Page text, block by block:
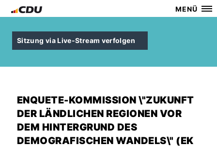
MENÜ
Sitzung via Live-Stream verfolgen
ENQUETE-KOMMISSION \"ZUKUNFT
DER LÄNDLICHEN REGIONEN VOR
DEM HINTERGRUND DES
DEMOGRAFISCHEN WANDELS\" (EK